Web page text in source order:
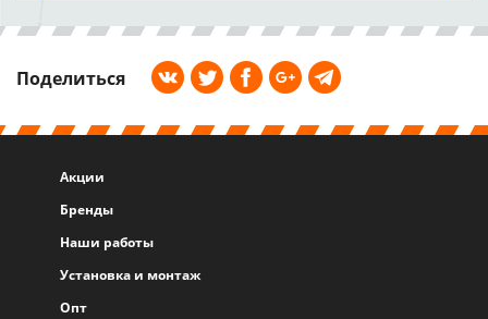
Поделиться
Акции
Бренды
Наши работы
Установка и монтаж
Опт